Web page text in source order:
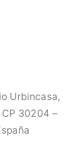
Urbincasa,
30204 –